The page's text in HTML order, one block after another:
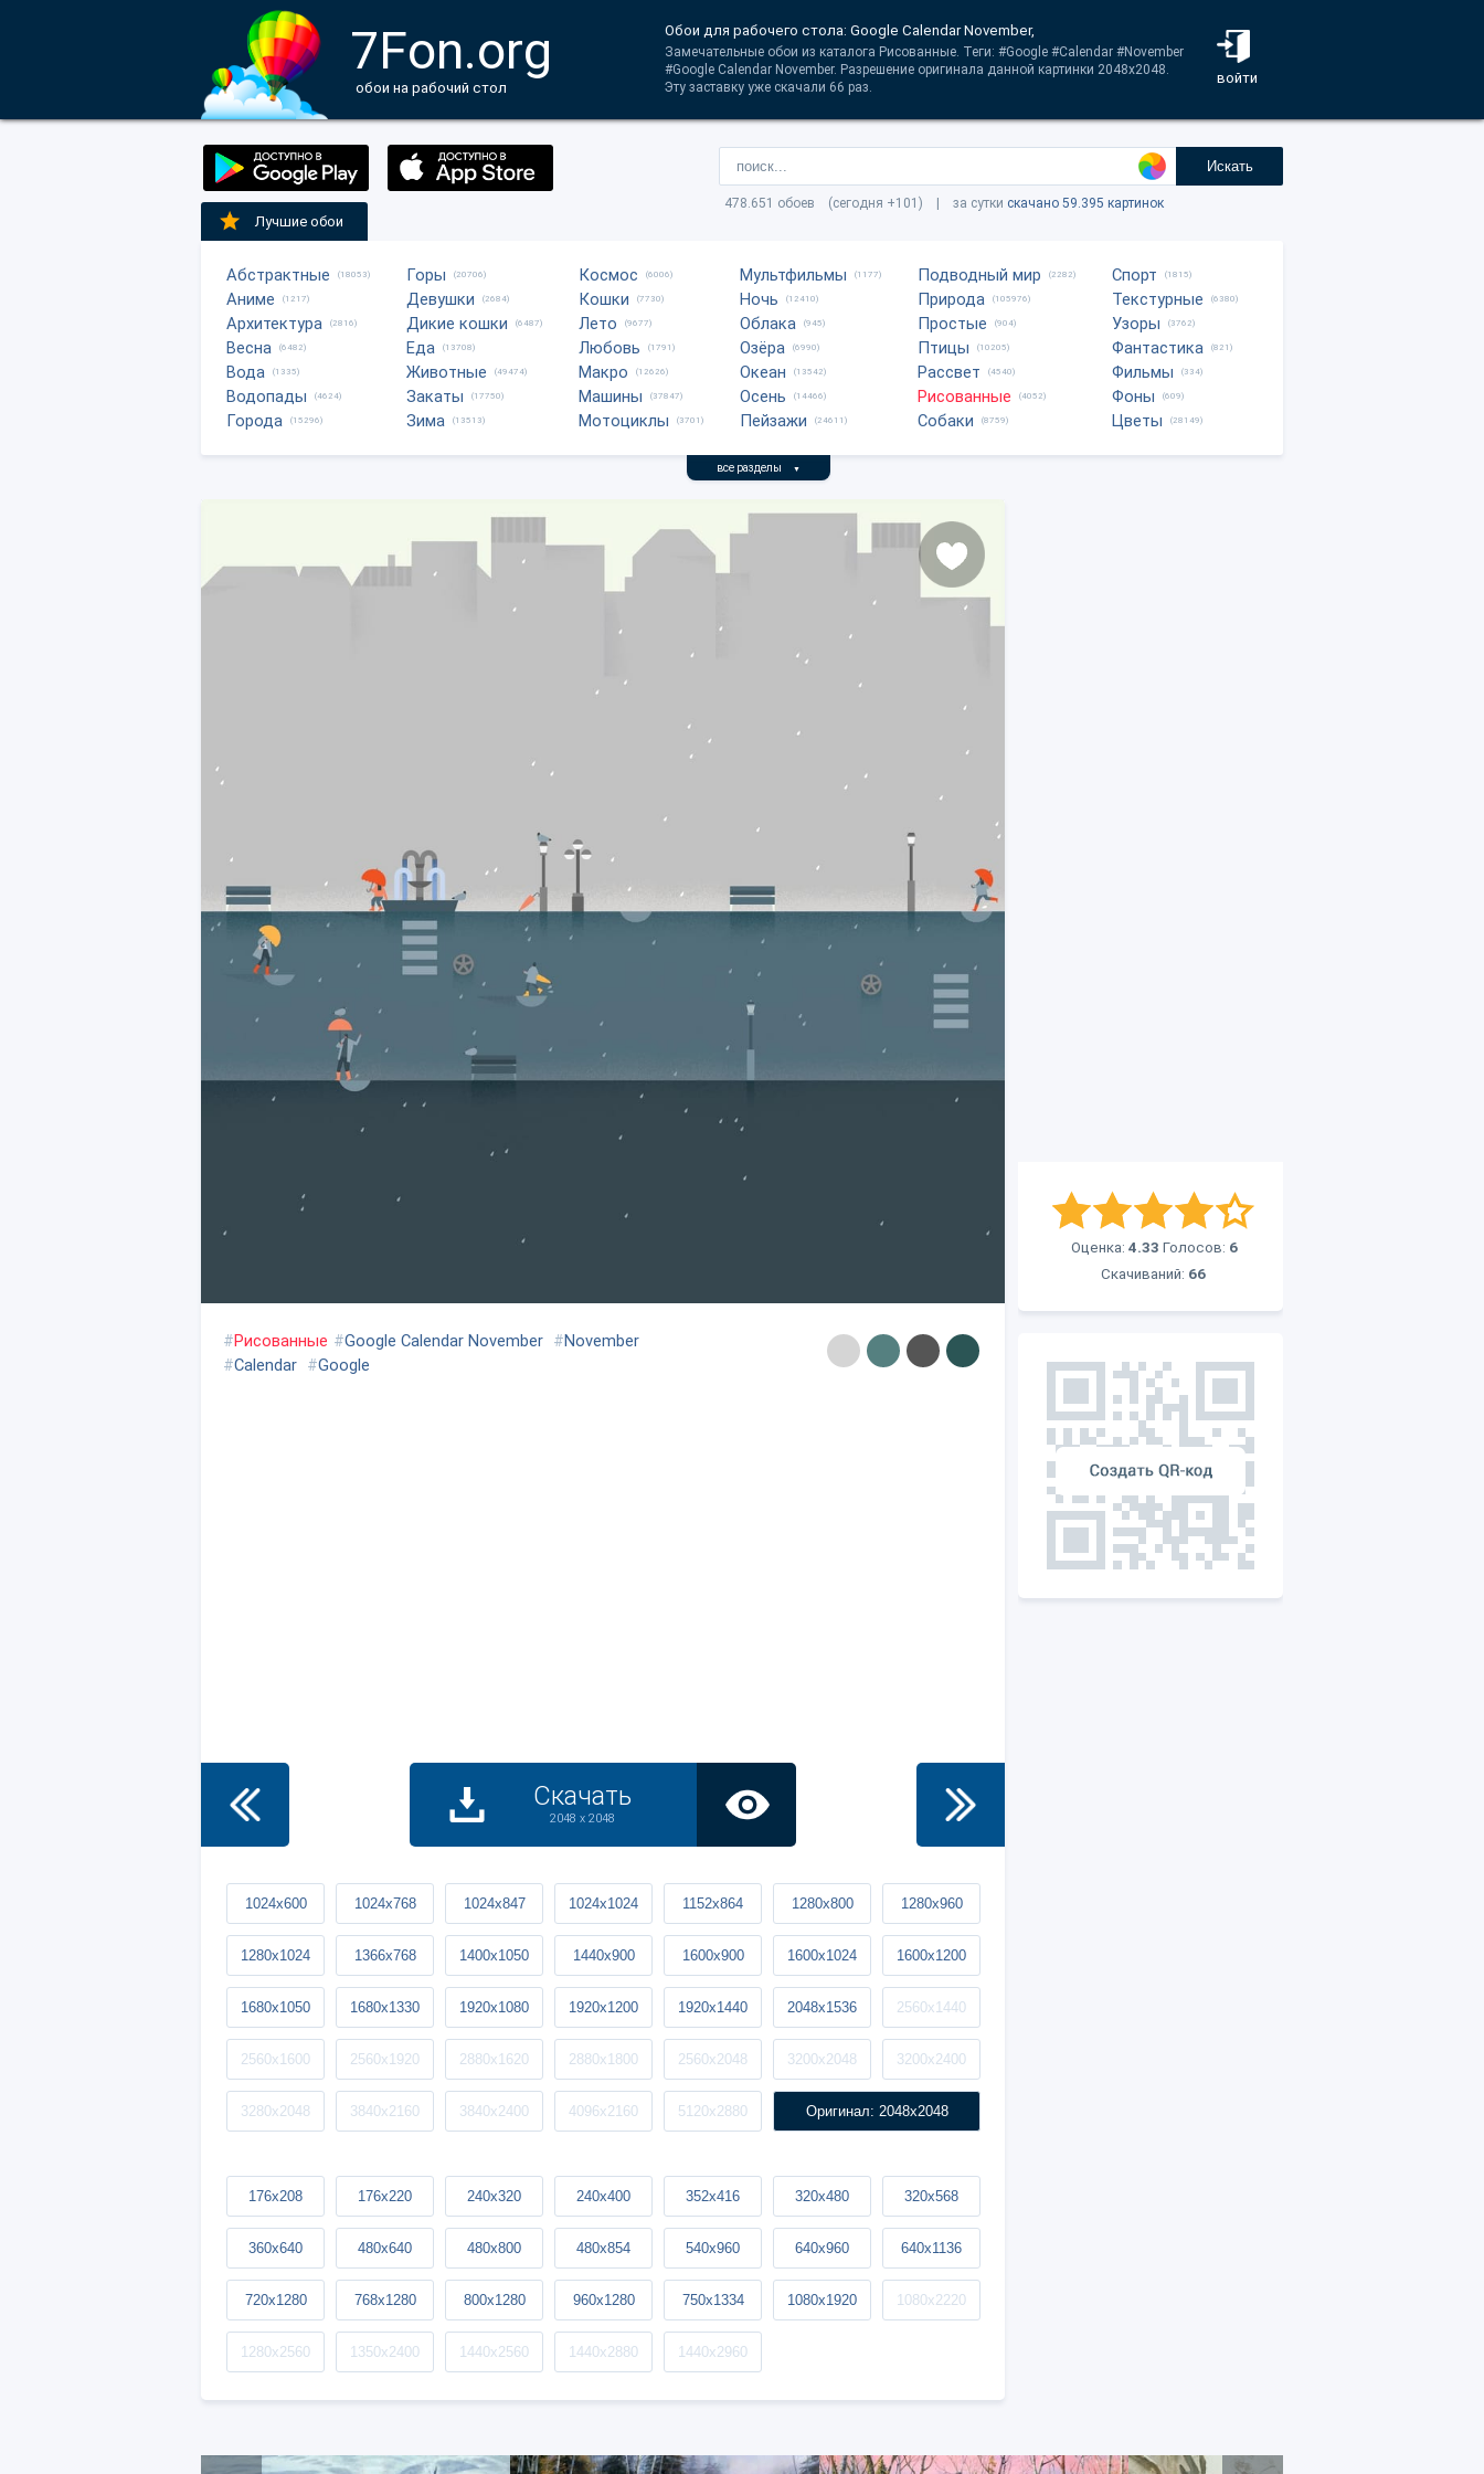
7Fon.org
обои на рабочий стол
войти
Обои для рабочего стола: Google Calendar November,
Замечательные обои из каталога Рисованные. Теги: #Google #Calendar #November
#Google Calendar November. Разрешение оригинала данной картинки 2048x2048.
Эту заставку уже скачали 66 раз.
Искать
478.651 обоев (сегодня +101) | за сутки скачано 59.395 картинок
Лучшие обои
Абстрактные (18053)
Аниме (1217)
Архитектура (2816)
Весна (6482)
Вода (1335)
Водопады (4624)
Города (15296)
Горы (20706)
Девушки (2684)
Дикие кошки (6487)
Еда (13708)
Животные (49474)
Закаты (17750)
Зима (13513)
Космос (6006)
Кошки (7730)
Лето (9677)
Любовь (1791)
Макро (12626)
Машины (37847)
Мотоциклы (3701)
Мультфильмы (1177)
Ночь (12410)
Облака (945)
Озёра (6990)
Океан (13542)
Осень (14466)
Пейзажи (24611)
Подводный мир (2282)
Природа (105976)
Простые (904)
Птицы (10205)
Рассвет (4540)
Рисованные (4052)
Собаки (8759)
Спорт (1815)
Текстурные (6380)
Узоры (3762)
Фантастика (821)
Фильмы (334)
Фоны (609)
Цветы (28149)
все разделы ▼
Оценка: 4.33 Голосов: 6
Скачиваний: 66
#Рисованные #Google Calendar November #November
#Calendar #Google
Скачать
2048 x 2048
1024x600 1024x768 1024x847 1024x1024 1152x864 1280x800 1280x960
1280x1024 1366x768 1400x1050 1440x900 1600x900 1600x1024 1600x1200
1680x1050 1680x1330 1920x1080 1920x1200 1920x1440 2048x1536 2560x1440
2560x1600 2560x1920 2880x1620 2880x1800 2560x2048 3200x2048 3200x2400
3280x2048 3840x2160 3840x2400 4096x2160 5120x2880 Оригинал: 2048x2048
176x208 176x220 240x320 240x400 352x416 320x480 320x568
360x640 480x640 480x800 480x854 540x960 640x960 640x1136
720x1280 768x1280 800x1280 960x1280 750x1334 1080x1920 1080x2220
1280x2560 1350x2400 1440x2560 1440x2880 1440x2960